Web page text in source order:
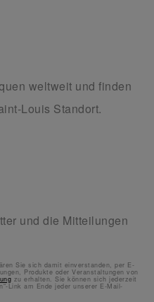
weltweit und finden
Louis Standort.
und die Mitteilungen
Sie sich damit einverstanden, per E-
Produkte oder Veranstaltungen von
zu erhalten. Sie können sich jederzeit
Link am Ende jeder unserer E-Mail-